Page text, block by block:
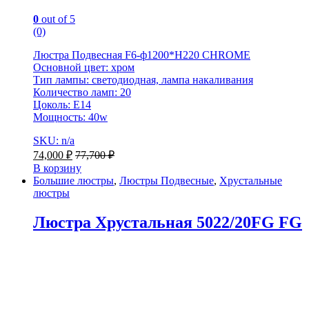
0 out of 5
(0)
Люстра Подвесная F6-ф1200*H220 CHROME
Основной цвет: хром
Тип лампы: светодиодная, лампа накаливания
Количество ламп: 20
Цоколь: E14
Мощность: 40w
SKU: n/a
74,000 ₽ 77,700₽
В корзину
Большие люстры, Люстры Подвесные, Хрустальные
люстры
Люстра Хрустальная 5022/20FG FG